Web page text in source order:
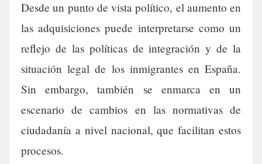
Desde un punto de vista político, el aumento en
las adquisiciones puede interpretarse como un
reflejo de las políticas de integración y de la
situación legal de los inmigrantes en España.
Sin embargo, también se enmarca en un
escenario de cambios en las normativas de
ciudadanía a nivel nacional, que facilitan estos
procesos.